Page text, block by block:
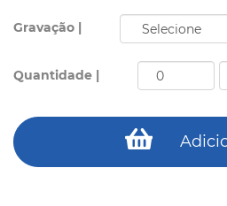
Gravação |
Quantidade |